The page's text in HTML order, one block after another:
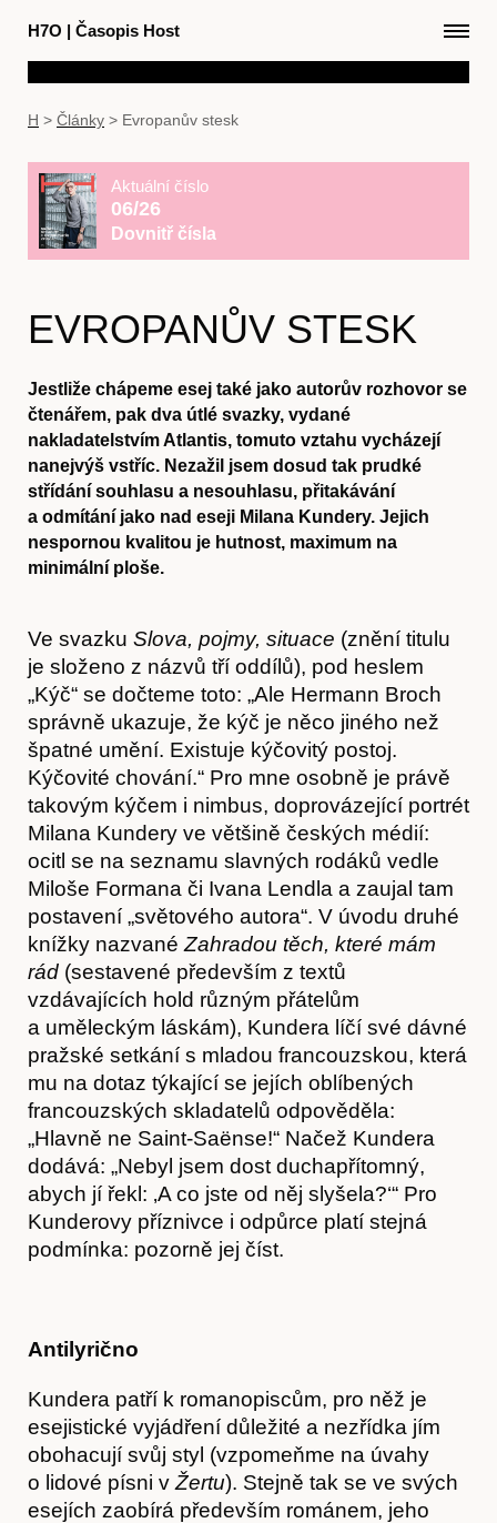
H7O | Časopis Host
H > Články > Evropanův stesk
Aktuální číslo
06/26
Dovnitř čísla
EVROPANŮV STESK
Jestliže chápeme esej také jako autorův rozhovor se
čtenářem, pak dva útlé svazky, vydané
nakladatelstvím Atlantis, tomuto vztahu vycházejí
nanejvýš vstříc. Nezažil jsem dosud tak prudké
střídání souhlasu a nesouhlasu, přitakávání
a odmítání jako nad eseji Milana Kundery. Jejich
nespornou kvalitou je hutnost, maximum na
minimální ploše.
Ve svazku Slova, pojmy, situace (znění titulu
je složeno z názvů tří oddílů), pod heslem
„Kýč“ se dočteme toto: „Ale Hermann Broch
správně ukazuje, že kýč je něco jiného než
špatné umění. Existuje kýčovitý postoj.
Kýčovité chování.“ Pro mne osobně je právě
takovým kýčem i nimbus, doprovázející portrét
Milana Kundery ve většině českých médií:
ocitl se na seznamu slavných rodáků vedle
Miloše Formana či Ivana Lendla a zaujal tam
postavení „světového autora“. V úvodu druhé
knížky nazvané Zahradou těch, které mám
rád (sestavené především z textů
vzdávajících hold různým přátelům
a uměleckým láskám), Kundera líčí své dávné
pražské setkání s mladou francouzskou, která
mu na dotaz týkající se jejích oblíbených
francouzských skladatelů odpověděla:
„Hlavně ne Saint-Saënse!“ Načež Kundera
dodává: „Nebyl jsem dost duchapřítomný,
abych jí řekl: ‚A co jste od něj slyšela?‘“ Pro
Kunderovy příznivce i odpůrce platí stejná
podmínka: pozorně jej číst.
Antilyrično
Kundera patří k romanopiscům, pro něž je
esejistické vyjádření důležité a nezřídka jím
obohacují svůj styl (vzpomeňme na úvahy
o lidové písni v Žertu). Stejně tak se ve svých
esejích zaobírá především románem, jeho